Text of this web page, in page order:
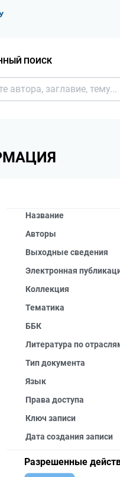
ПОИСК
Название
Авторы
Выходные сведения
Электронная
Коллекция
Тематика
ББК
Литература по
Тип документа
Язык
Права доступа
Ключ записи
Дата создания записи
Разрешенные